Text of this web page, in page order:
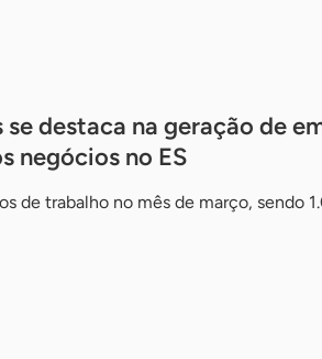
destaca na geração de
negócios no ES
de trabalho no mês de março, sendo